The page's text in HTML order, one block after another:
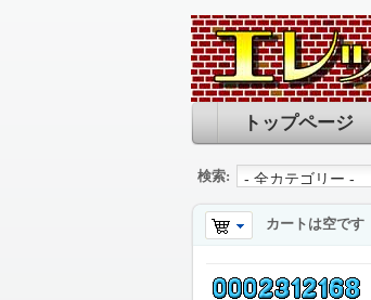
トップページ
検索:
カートは空です